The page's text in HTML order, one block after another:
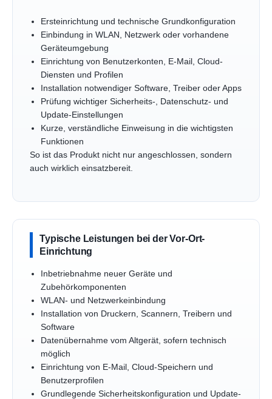
Ersteinrichtung und technische Grundkonfiguration
Einbindung in WLAN, Netzwerk oder vorhandene
Geräteumgebung
Einrichtung von Benutzerkonten, E-Mail, Cloud-
Diensten und Profilen
Installation notwendiger Software, Treiber oder Apps
Prüfung wichtiger Sicherheits-, Datenschutz- und
Update-Einstellungen
Kurze, verständliche Einweisung in die wichtigsten
Funktionen
So ist das Produkt nicht nur angeschlossen, sondern
auch wirklich einsatzbereit.
Typische Leistungen bei der Vor-Ort-
Einrichtung
Inbetriebnahme neuer Geräte und
Zubehörkomponenten
WLAN- und Netzwerkeinbindung
Installation von Druckern, Scannern, Treibern und
Software
Datenübernahme vom Altgerät, sofern technisch
möglich
Einrichtung von E-Mail, Cloud-Speichern und
Benutzerprofilen
Grundlegende Sicherheitskonfiguration und Update-